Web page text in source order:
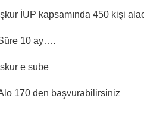
İşkur İUP kapsamında 450 kişi
10 ay….
İskur e sube
170 den başvurabilirsiniz